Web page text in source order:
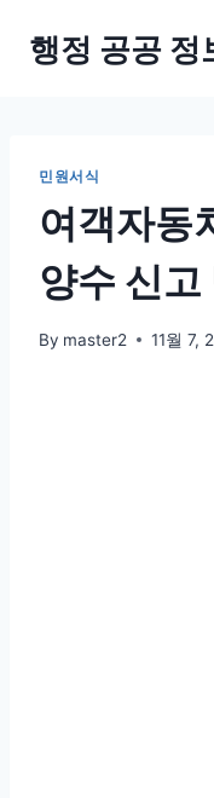
행정 공공 정
민원서식
여객자동
양수 신
By master2 11월 7,